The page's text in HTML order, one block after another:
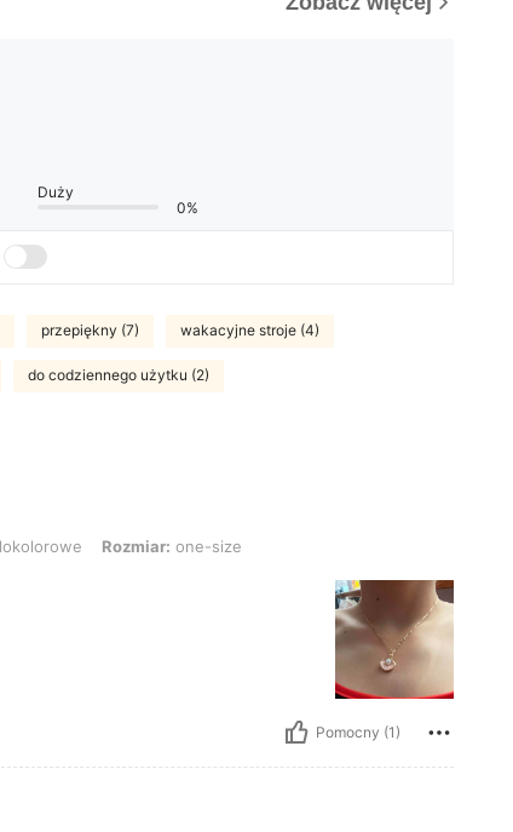
Duży
0%
przepiękny (7) wakacyjne stroje (4)
do codziennego użytku (2)
Rozmiar: one-size
Rozmiar: one-size
Pomocny (1)